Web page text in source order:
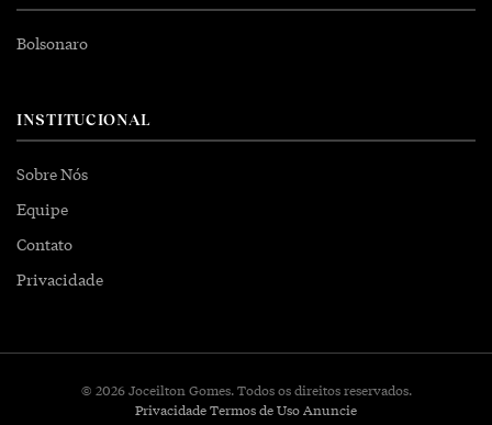
Bolsonaro
INSTITUCIONAL
Sobre Nós
Equipe
Contato
Privacidade
© 2026 Joceilton Gomes. Todos os direitos reservados.
PrivacidadeTermos de UsoAnuncie